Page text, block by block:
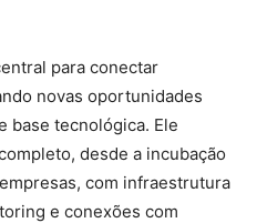
para conectar
novas oportunidades
base tecnológica. Ele
desde a incubação
com infraestrutura
e conexões com